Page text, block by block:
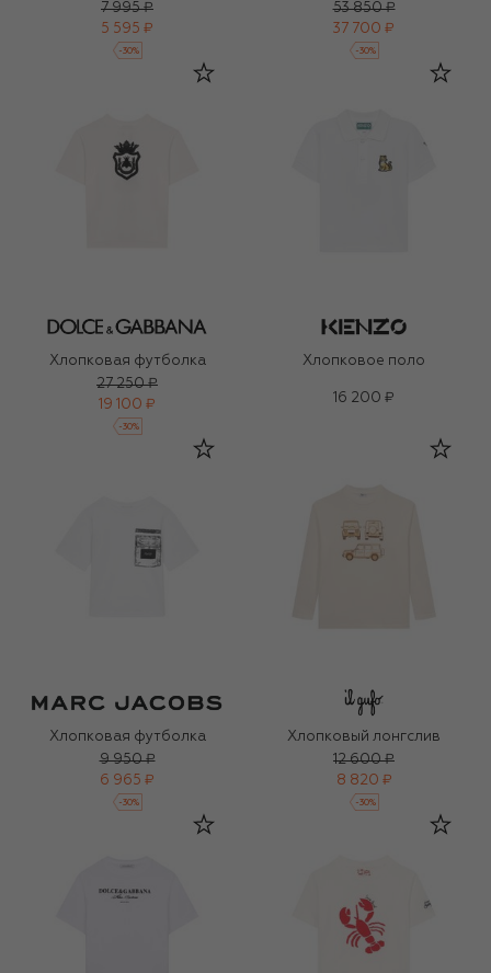
7 995 ₽
5 595 ₽
-30%
53 850 ₽
37 700 ₽
-30%
Хлопковая футболка
27 250 ₽
19 100 ₽
-30%
Хлопковое поло
16 200 ₽
Хлопковая футболка
9 950 ₽
6 965 ₽
-30%
Хлопковый лонгслив
12 600 ₽
8 820 ₽
-30%